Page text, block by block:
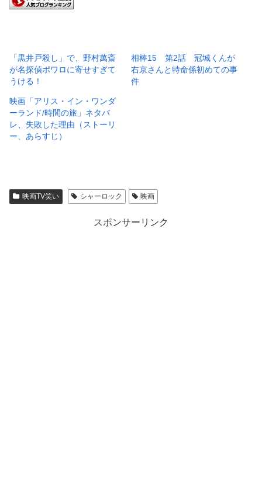
「黒井戸殺し」で、野村萬斎
が名探偵ポワロに寄せすぎて
うける！
相棒15 第2話 冠城くんが
右京さんと特命係初めての事
件
映画「アリス・イン・ワンダ
ーランド/時間の旅」ネタバ
レ、失敗した理由（ストーリ
ー、あらすじ）
映画TV笑い シャーロック 映画
スポンサーリンク